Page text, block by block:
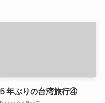
５年ぶりの台湾旅行④